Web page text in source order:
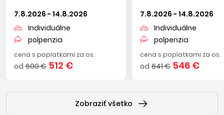
7.8.2026 - 14.8.2026
Individuálne
polpenzia
cena s poplatkami za os.
od 600 € 512 €
7.8.2026 - 14.8.2026
Individuálne
polpenzia
cena s poplatkami za os.
od 641 € 546 €
Zobraziť všetko